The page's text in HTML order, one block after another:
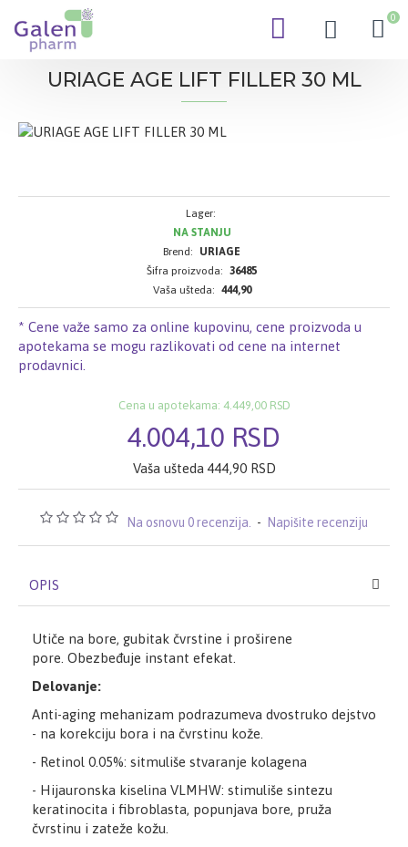
0
URIAGE AGE LIFT FILLER 30 ML
Na osnovu 0 recenzija. - Napišite recenziju
* Cene važe samo za online kupovinu, cene proizvoda u
apotekama se mogu razlikovati od cene na internet
prodavnici.
4.004,10 RSD
Cena u apotekama: 4.449,00 RSD
Vaša ušteda 444,90 RSD
Lager:
NA STANJU
Brend:
URIAGE
Šifra proizvoda: 36485
Vaša ušteda: 444,90
OPIS
Utiče na bore, gubitak čvrstine i proširene
pore. Obezbeđuje instant efekat.
Delovanje:
Anti-aging mehanizam podrazumeva dvostruko dejstvo
- na korekciju bora i na čvrstinu kože.
- Retinol 0.05%: sitmuliše stvaranje kolagena
- Hijauronska kiselina VLMHW: stimuliše sintezu
keratinocita i fibroblasta, popunjava bore, pruža
čvrstinu i zateže kožu.